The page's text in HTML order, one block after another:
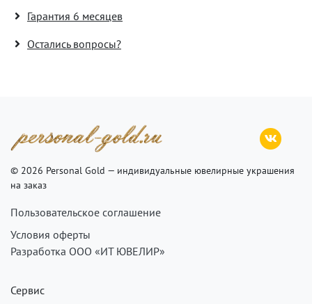
Гарантия 6 месяцев
Остались вопросы?
© 2026 Personal Gold — индивидуальные ювелирные украшения
на заказ
Пользовательское соглашение
Условия оферты
Разработка ООО «ИТ ЮВЕЛИР»
Сервис